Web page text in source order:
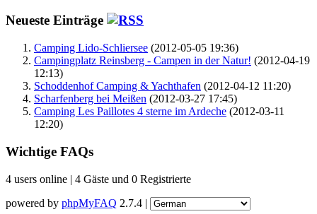
Neueste Einträge
Camping Lido-Schliersee (2012-05-05 19:36)
Campingplatz Reinsberg - Campen in der Natur! (2012-04-19
12:13)
Schoddenhof Camping & Yachthafen (2012-04-12 11:20)
Scharfenberg bei Meißen (2012-03-27 17:45)
Camping Les Paillotes 4 sterne im Ardeche (2012-03-11
12:20)
Wichtige FAQs
4 users online | 4 Gäste und 0 Registrierte
powered by phpMyFAQ 2.7.4 |